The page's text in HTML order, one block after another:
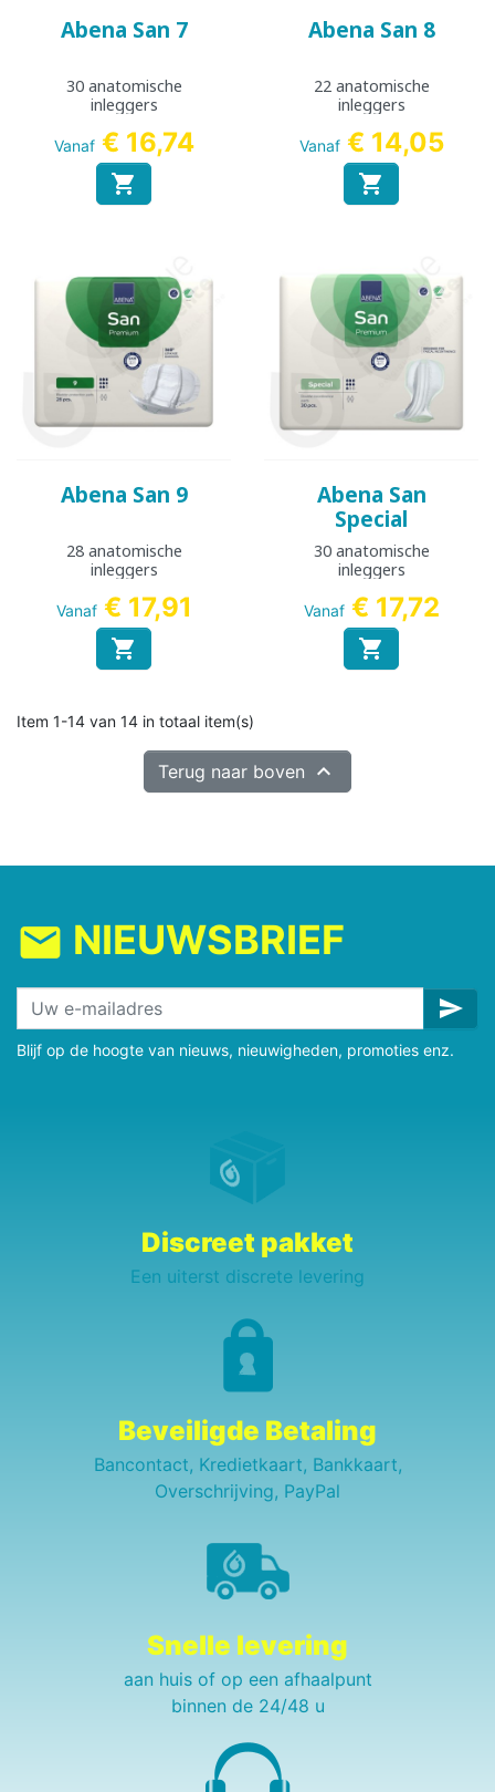
Abena San 7
30 anatomische
inleggers
Vanaf € 16,74

Abena San 8
22 anatomische
inleggers
Vanaf € 14,05

Abena San 9
28 anatomische
inleggers
Vanaf € 17,91

Abena San
Special
30 anatomische
inleggers
Vanaf € 17,72

Item 1-14 van 14 in totaal item(s)
Terug naar boven 
mail NIEUWSBRIEF
send
Blijf op de hoogte van nieuws, nieuwigheden, promoties enz.
Discreet pakket
Een uiterst discrete levering
Beveiligde Betaling
Bancontact, Kredietkaart, Bankkaart,
Overschrijving, PayPal
Snelle levering
aan huis of op een afhaalpunt
binnen de 24/48 u